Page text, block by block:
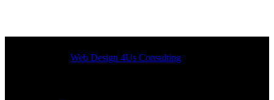
Designed byWeb Design 4Us Consulting